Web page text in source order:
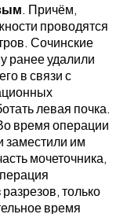
. Причём,
проводятся
Сочинские
ранее удалили
в связи с
левая почка.
время операции
заместили им
мочеточника,
только
время